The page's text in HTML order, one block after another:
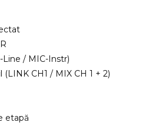
Line / MIC-Instr)
CH1 / MIX CH 1 + 2)
etapă